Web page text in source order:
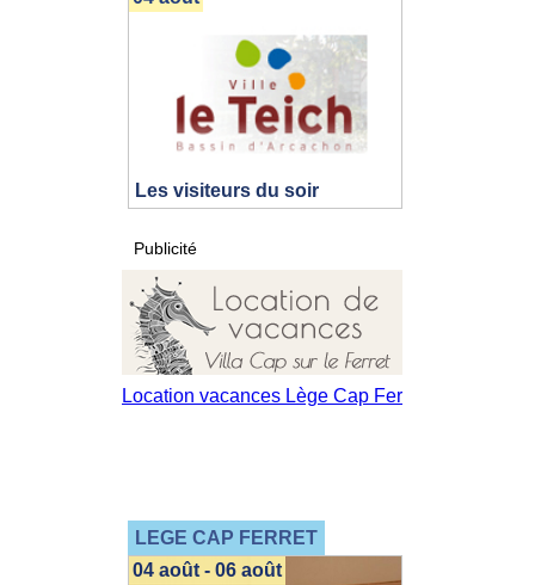
Les visiteurs du soir
Publicité
LEGE CAP FERRET
04 août - 06 août